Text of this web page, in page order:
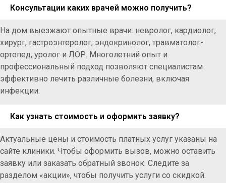
Консультации каких врачей можно получить?
На дом выезжают опытные врачи: невролог, кардиолог,
хирург, гастроэнтеролог, эндокринолог, травматолог-
ортопед, уролог и ЛОР. Многолетний опыт и
профессиональный подход позволяют специалистам
эффективно лечить различные болезни, включая
инфекции.
Как узнать стоимость и оформить заявку?
Актуальные цены и стоимость платных услуг указаны на
сайте клиники. Чтобы оформить вызов, можно оставить
заявку или заказать обратный звонок. Следите за
разделом «акции», чтобы получить услуги со скидкой.